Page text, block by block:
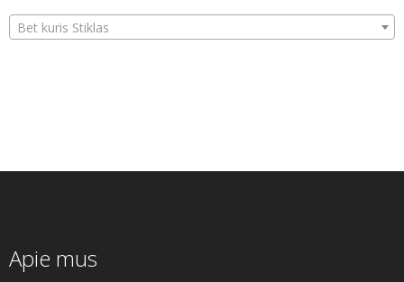
Bet kuris Stiklas
Apie mus